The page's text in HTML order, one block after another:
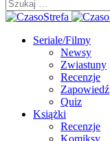
Seriale/Filmy
Newsy
Zwiastuny
Recenzje
Zapowiedź
Quiz
Książki
Recenzje
Komiksy